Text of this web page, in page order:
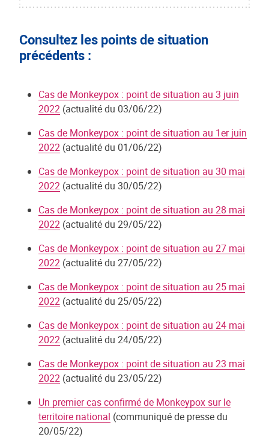
Consultez les points de situation
précédents :
Cas de Monkeypox : point de situation au 3 juin
2022 (actualité du 03/06/22)
Cas de Monkeypox : point de situation au 1er juin
2022 (actualité du 01/06/22)
Cas de Monkeypox : point de situation au 30 mai
2022 (actualité du 30/05/22)
Cas de Monkeypox : point de situation au 28 mai
2022 (actualité du 29/05/22)
Cas de Monkeypox : point de situation au 27 mai
2022 (actualité du 27/05/22)
Cas de Monkeypox : point de situation au 25 mai
2022 (actualité du 25/05/22)
Cas de Monkeypox : point de situation au 24 mai
2022 (actualité du 24/05/22)
Cas de Monkeypox : point de situation au 23 mai
2022 (actualité du 23/05/22)
Un premier cas confirmé de Monkeypox sur le
territoire national (communiqué de presse du
20/05/22)